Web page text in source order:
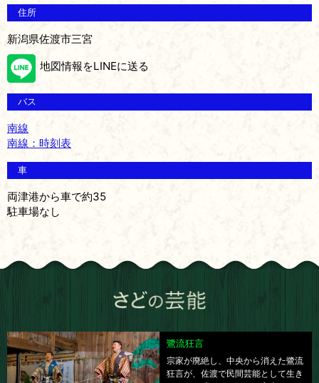
住所
新潟県佐渡市三宮
地図情報をLINEに送る
バス
南線
南線：時刻表
車
両津港から車で約35
駐車場なし
鷺流狂言
宗家が廃絶し、中央から消えた鷺流
狂言が、佐渡で民間芸能として生き